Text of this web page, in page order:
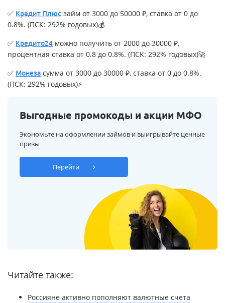
✅ Кредит Плюс займ от 3000 до 50000 ₽, ставка от 0 до
0.8%. (ПСК: 292% годовых)💰
✅ Кредито24 можно получить от 2000 до 30000 ₽,
процентная ставка от 0.8 до 0.8%. (ПСК: 292% годовых)🚀
✅ Монеза сумма от 3000 до 30000 ₽, ставка от 0 до 0.8%.
(ПСК: 292% годовых)⚡
Выгодные промокоды и акции МФО
Экономьте на оформлении займов и выигрывайте ценные
призы
Перейти
Читайте также:
Россияне активно пополняют валютные счета